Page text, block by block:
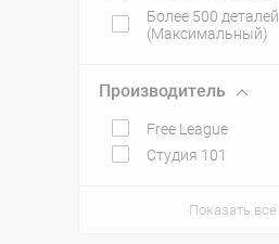
Более 500 деталей
(Максимальный)
Производитель
Free League
Студия 101
Показать все